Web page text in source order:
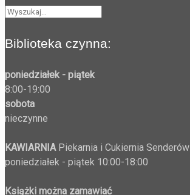
Biblioteka czynna:
poniedziałek - piątek
8:00-19:00
sobota
nieczynne
KAWIARNIA Piekarnia i Cukiernia Senderów
poniedziałek - piątek 10:00-18:00
Książki można zamawiać